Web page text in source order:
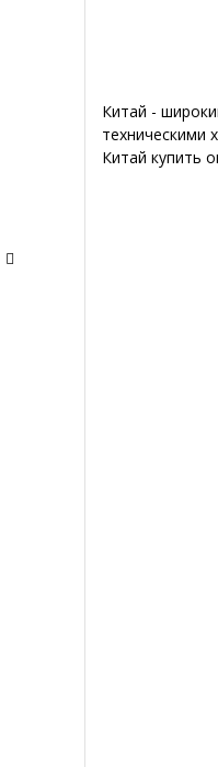
Китай -
техническими
Китай купить